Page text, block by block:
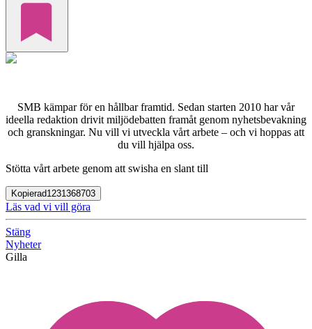
SMB kämpar för en hållbar framtid. Sedan starten 2010 har vår
ideella redaktion drivit miljödebatten framåt genom nyhetsbevakning
och granskningar. Nu vill vi utveckla vårt arbete – och vi hoppas att
du vill hjälpa oss.
Stötta vårt arbete genom att swisha en slant till
Kopierad1231368703
Läs vad vi vill göra
Stäng
Nyheter
Gilla